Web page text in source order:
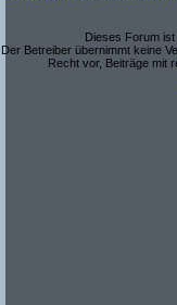
Dieses Forum
Der Betreiber übernimmt keine
Recht vor, Beiträge mit